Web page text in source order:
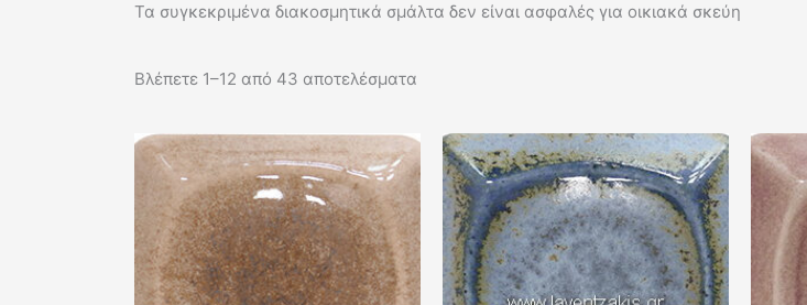
Τα συγκεκριμένα διακοσμητικά σμάλτα δεν είναι ασφαλές για οικιακά σκεύη
Βλέπετε 1–12 από 43 αποτελέσματα